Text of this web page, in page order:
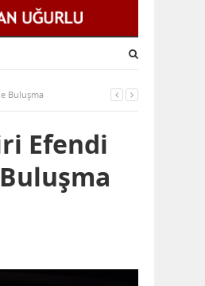
Buluşma
Efendi